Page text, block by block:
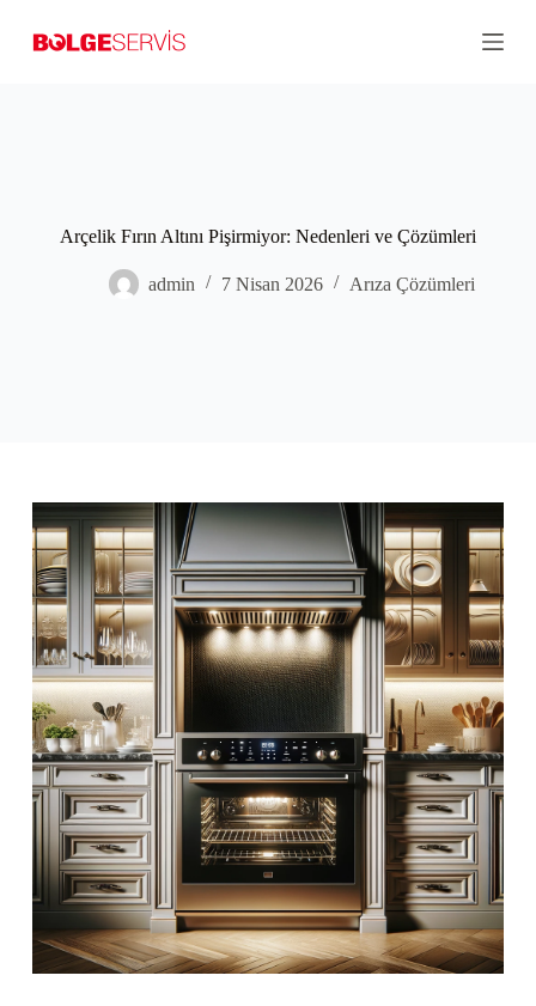
Arçelik Fırın Altını Pişirmiyor: Nedenleri ve Çözümleri
admin 7 Nisan 2026 Arıza Çözümleri